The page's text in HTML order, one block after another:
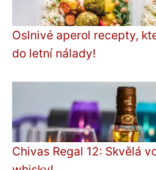
Oslnivé aperol recepty,
do letní nálady!
Chivas Regal 12: Skvělá